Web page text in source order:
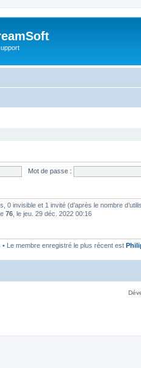
Mot de passe :
0 invisible et 1 invité (d’après le nombre
76 , le jeu. 29 déc. 2022 00:16
• Le membre enregistré le plus récent est